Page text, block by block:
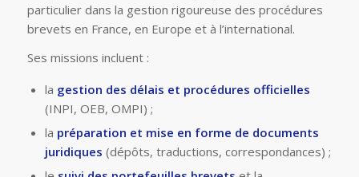
particulier dans la gestion rigoureuse des procédures
brevets en France, en Europe et à l’international.
Ses missions incluent :
la gestion des délais et procédures officielles
(INPI, OEB, OMPI) ;
la préparation et mise en forme de documents
juridiques (dépôts, traductions, correspondances) ;